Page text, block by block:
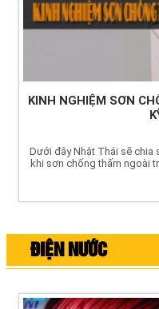
KINH NGHIỆM SƠN
Dưới đây Nhật Thái sẽ chia
khi sơn chống thấm ngoài
ĐIỆN NƯỚC